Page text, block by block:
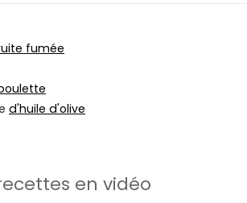
fumée
d'huile d'olive
en vidéo